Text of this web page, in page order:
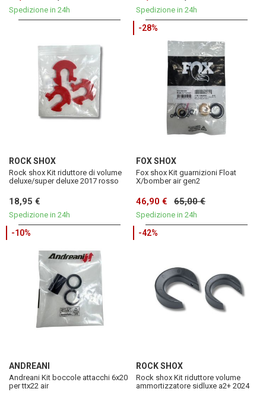
Spedizione in 24h Spedizione in 24h
ROCK SHOX
Rock shox Kit riduttore di volume
deluxe/super deluxe 2017 rosso
18,95 €
Spedizione in 24h
-28%
FOX SHOX
Fox shox Kit guarnizioni Float
X/bomber air gen2
46,90 € 65,00 €
Spedizione in 24h
-10%
ANDREANI
Andreani Kit boccole attacchi 6x20
per ttx22 air
-42%
ROCK SHOX
Rock shox Kit riduttore volume
ammortizzatore sidluxe a2+ 2024